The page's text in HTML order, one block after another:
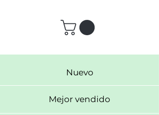
Nuevo
Mejor vendido